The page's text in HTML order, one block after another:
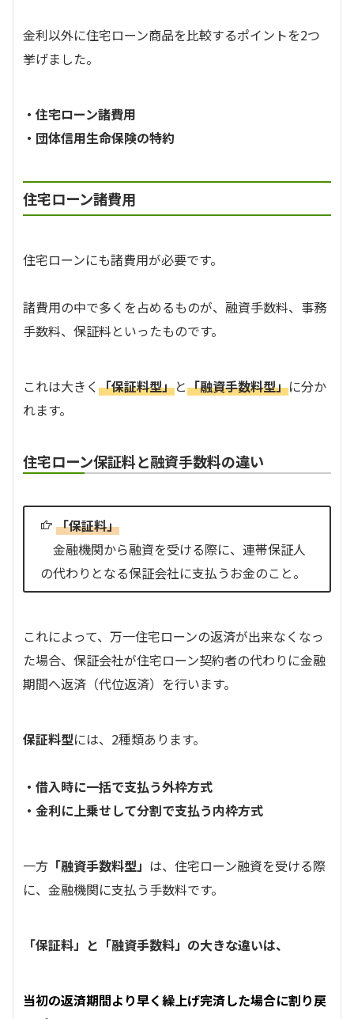
金利以外に住宅ローン商品を比較するポイントを2つ
挙げました。
・住宅ローン諸費用
・団体信用生命保険の特約
住宅ローン諸費用
住宅ローンにも諸費用が必要です。
諸費用の中で多くを占めるものが、融資手数料、事務
手数料、保証料といったものです。
これは大きく「保証料型」と「融資手数料型」に分か
れます。
住宅ローン保証料と融資手数料の違い
「保証料」
金融機関から融資を受ける際に、連帯保証人
の代わりとなる保証会社に支払うお金のこと。
これによって、万一住宅ローンの返済が出来なくなっ
た場合、保証会社が住宅ローン契約者の代わりに金融
期間へ返済（代位返済）を行います。
保証料型には、2種類あります。
・借入時に一括で支払う外枠方式
・金利に上乗せして分割で支払う内枠方式
一方 「融資手数料型」 は、住宅ローン融資を受ける際
に、金融機関に支払う手数料です。
「保証料」と「融資手数料」の大きな違いは、
当初の返済期間より早く繰上げ完済した場合に割り戻